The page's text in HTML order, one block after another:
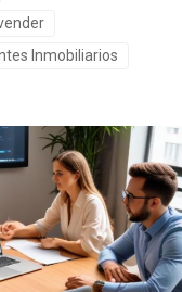
Inmobiliarios